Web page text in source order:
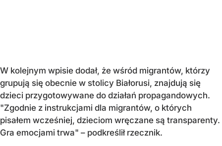
W kolejnym wpisie dodał, że wśród migrantów, którzy
grupują się obecnie w stolicy Białorusi, znajdują się
dzieci przygotowywane do działań propagandowych.
"Zgodnie z instrukcjami dla migrantów, o których
pisałem wcześniej, dzieciom wręczane są transparenty.
Gra emocjami trwa" – podkreślił rzecznik.